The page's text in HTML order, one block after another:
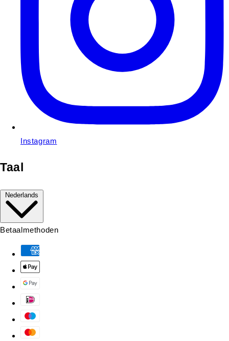
Instagram
Taal
Nederlands
Betaalmethoden